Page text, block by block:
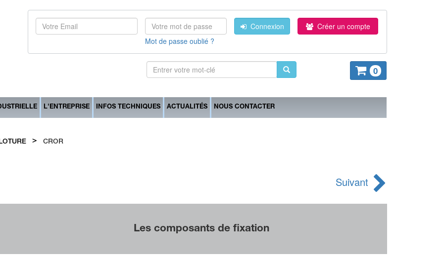
Mot de passe oublié ?
Connexion Créer un compte
0
L'ENTREPRISE INFOS TECHNIQUES ACTUALITÉS NOUS CONTACTER
> CROR
Suivant
Les composants de fixation